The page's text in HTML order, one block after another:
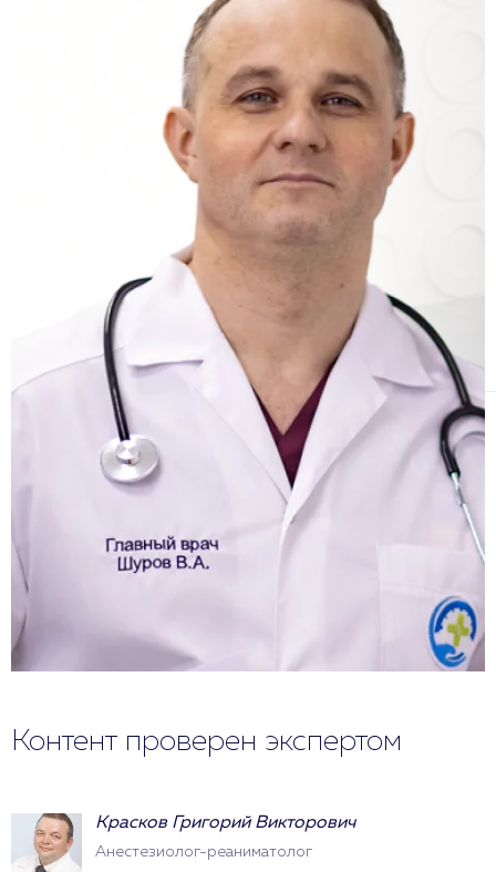
Контент проверен экспертом
Красков Григорий Викторович
Анестезиолог-реаниматолог